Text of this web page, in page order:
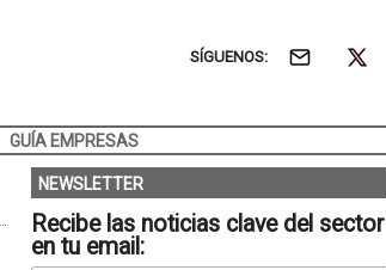
SÍGUENOS:
GUÍA EMPRESAS
NEWSLETTER
Recibe las noticias clave del sector
en tu email: